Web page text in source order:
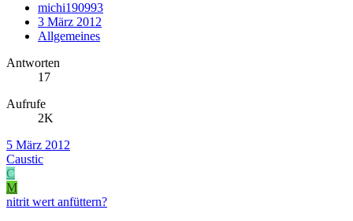
michi190993
3 März 2012
Allgemeines
Antworten
17
Aufrufe
2K
5 März 2012
Caustic
C
M
nitrit wert anfüttern?